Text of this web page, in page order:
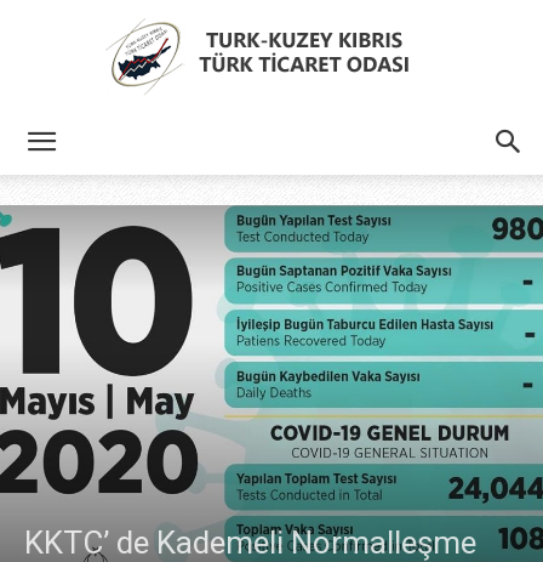
Kıbrıs
Türk
Ticaret
KKTC’ de Kademeli Normalleşme